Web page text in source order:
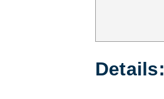
Details: